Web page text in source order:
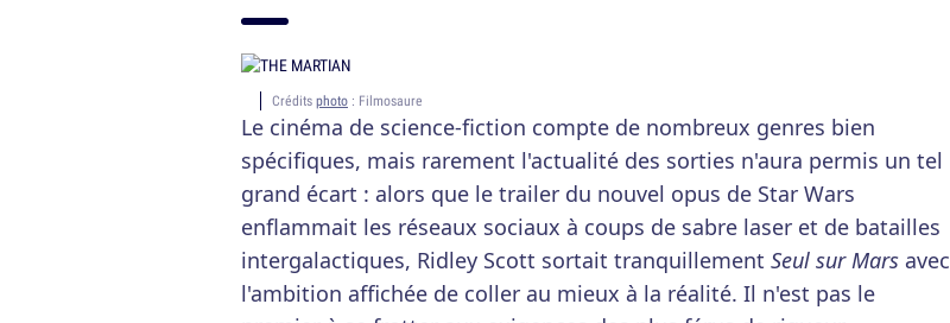
Crédits photo : Filmosaure
Le cinéma de science-fiction compte de nombreux genres bien
spécifiques, mais rarement l'actualité des sorties n'aura permis un tel
grand écart : alors que le trailer du nouvel opus de Star Wars
enflammait les réseaux sociaux à coups de sabre laser et de batailles
intergalactiques, Ridley Scott sortait tranquillement Seul sur Mars avec
l'ambition affichée de coller au mieux à la réalité. Il n'est pas le